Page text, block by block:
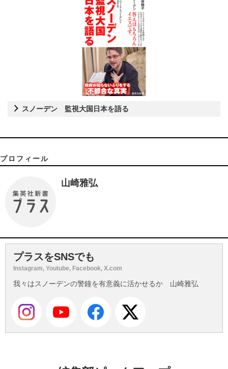
スノーデン 監視大国日本を語る
プロフィール
山崎雅弘
プラスをSNSでも
Instagram, Youtube, Facebook, X.com
我々はスノーデンの警鐘を有意義に活かせるか 山崎雅弘